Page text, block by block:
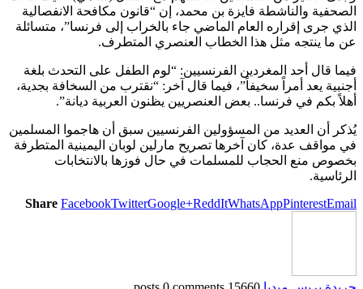
الصحفية والناشطة فايزة بن محمد، إن “قانون مكافحة الانفصالية
الذي جرى إقراره العام الماضي جاء بالخراب إلى فرنسا”، متسائلة
عن ما ينتجه مثل هذا الخطاب العنصري المتطرف.
فيما قال أحد المغردين الفرنسيين: “لوم الطفل على التحدث بلغة
أجنبية يعد أمراً سخيفاً”، فيما قال آخر: “نقترب من السخافة بجدية،
أهلاً بكم في فرنسا.. بعض العنصريين يظنون العربية ديانة”.
يُذكر أن العديد من المسؤولين الفرنسيين سبق أن هاجموا المسلمين
في مواقف عدة، كان آخرها تصريح مارلين لوبان اليمينية المتطرفة
بخصوص منع الحجاب للمسلمات في حال فوزها بالانتخابات
الرئاسية.
Share FacebookTwitterGoogle+ReddItWhatsAppPinterestEmail